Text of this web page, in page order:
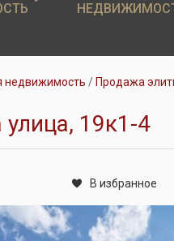
Земельные
Коттеджи в
недвижимость Продажа
19к1-4
В избранное